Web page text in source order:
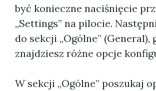
być konieczne naciśnięcie
„Settings” na pilocie.
do sekcji „Ogólne” (General),
znajdziesz różne opcje
W sekcji „Ogólne” poszukaj